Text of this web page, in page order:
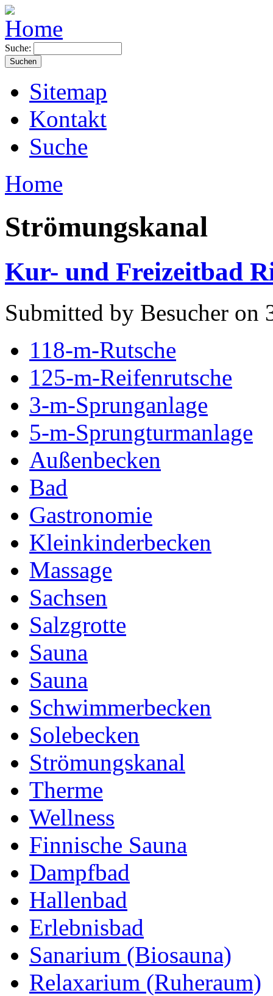
Suche:
Sitemap
Kontakt
Suche
Home
Strömungskanal
Kur- und Freizeitbad
Submitted by Besucher on
118-m-Rutsche
125-m-Reifenrutsche
3-m-Sprunganlage
5-m-Sprungturmanlage
Außenbecken
Bad
Gastronomie
Kleinkinderbecken
Massage
Sachsen
Salzgrotte
Sauna
Sauna
Schwimmerbecken
Solebecken
Strömungskanal
Therme
Wellness
Finnische Sauna
Dampfbad
Hallenbad
Erlebnisbad
Sanarium (Biosauna)
Relaxarium (Ruheraum)